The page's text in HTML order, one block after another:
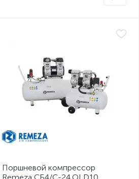
Поршневой компрессор